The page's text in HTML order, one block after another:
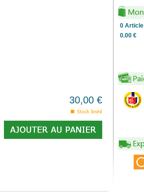
30,00 €
0 Article
0.00 €